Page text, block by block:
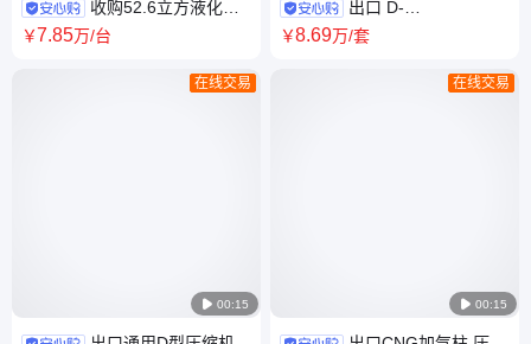
收购52.6立方液化天
然气运输半挂车 LNG低温储罐
￥7.85万/台
 00:15
在线交易
出口 D-
1.65/(20~35)-250型压缩机 齐
￥8.69万/套
 00:15
在线交易